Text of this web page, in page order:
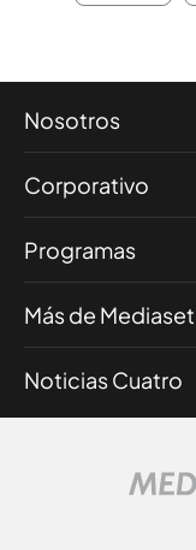
Nosotros
Corporativo
Programas
Más de Mediaset
Noticias Cuatro